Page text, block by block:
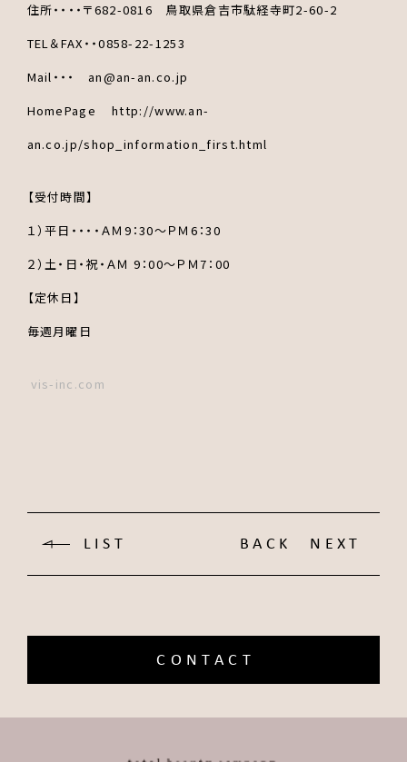
住所・・・・〒682-0816 鳥取県倉吉市駄経寺町2-60-2
TEL＆FAX・・0858-22-1253
Mail・・・ an@an-an.co.jp
HomePage http://www.an-
an.co.jp/shop_information_first.html
【受付時間】
１）平日・・・・ＡＭ9：30～ＰＭ6：30
２）土・日・祝・ＡＭ 9：00～ＰＭ7：00
【定休日】
毎週月曜日
vis-inc.com
LIST BACK NEXT
CONTACT